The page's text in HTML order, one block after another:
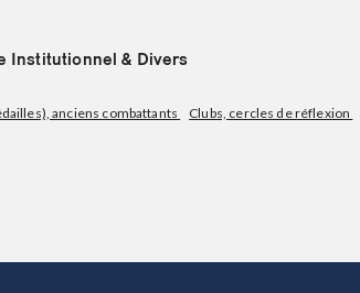
Institutionnel & Divers
anciens combattants Clubs, cercles de réflexion